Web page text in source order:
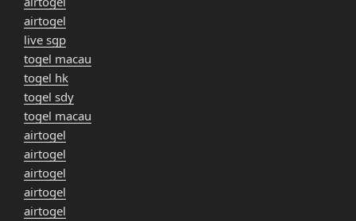
airtogel
live sgp
togel macau
togel hk
togel sdy
togel macau
airtogel
airtogel
airtogel
airtogel
airtogel